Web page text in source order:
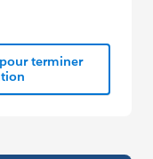
terminer